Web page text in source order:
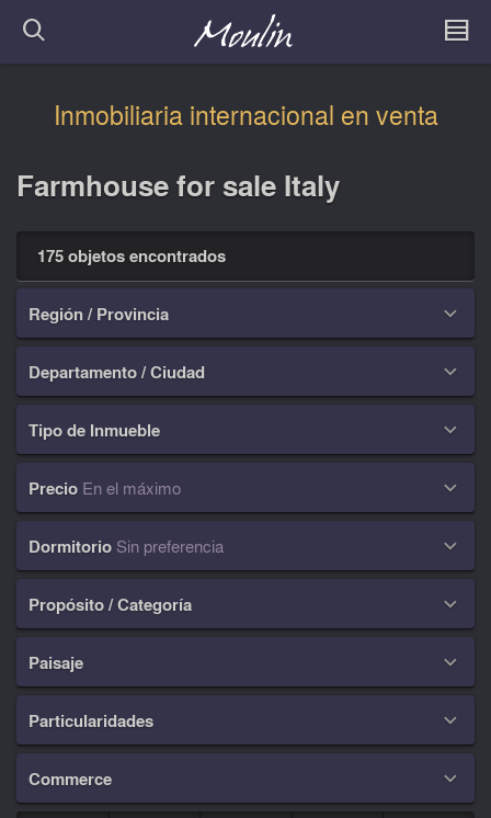
Inmobiliaria internacional en venta
Farmhouse for sale Italy
175 objetos encontrados
Región / Provincia 
Departamento / Ciudad 
Tipo de Inmueble 
Precio En el máximo 
Dormitorio Sin preferencia 
Propósito / Categoría 
Paisaje 
Particularidades 
Commerce 